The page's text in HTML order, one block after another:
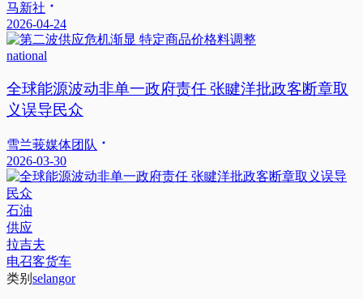
马新社
2026-04-24
national
全球能源波动非单一政府责任 张睷洋批政客断章取
义误导民众
雪兰莪媒体团队
2026-03-30
石油
供应
拉吉夫
电召客货车
类别 selangor